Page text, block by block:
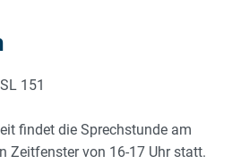
151
findet die Sprechstunde am
Zeitfenster von 16-17 Uhr statt.